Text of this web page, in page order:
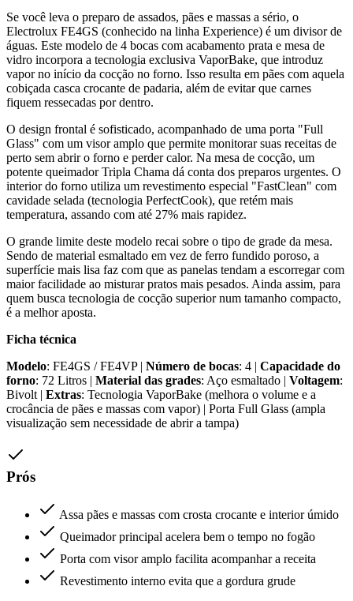
Se você leva o preparo de assados, pães e massas a sério, o
Electrolux FE4GS (conhecido na linha Experience) é um divisor de
águas. Este modelo de 4 bocas com acabamento prata e mesa de
vidro incorpora a tecnologia exclusiva VaporBake, que introduz
vapor no início da cocção no forno. Isso resulta em pães com aquela
cobiçada casca crocante de padaria, além de evitar que carnes
fiquem ressecadas por dentro.
O design frontal é sofisticado, acompanhado de uma porta "Full
Glass" com um visor amplo que permite monitorar suas receitas de
perto sem abrir o forno e perder calor. Na mesa de cocção, um
potente queimador Tripla Chama dá conta dos preparos urgentes. O
interior do forno utiliza um revestimento especial "FastClean" com
cavidade selada (tecnologia PerfectCook), que retém mais
temperatura, assando com até 27% mais rapidez.
O grande limite deste modelo recai sobre o tipo de grade da mesa.
Sendo de material esmaltado em vez de ferro fundido poroso, a
superfície mais lisa faz com que as panelas tendam a escorregar com
maior facilidade ao misturar pratos mais pesados. Ainda assim, para
quem busca tecnologia de cocção superior num tamanho compacto,
é a melhor aposta.
Ficha técnica
Modelo: FE4GS / FE4VP | Número de bocas: 4 | Capacidade do
forno: 72 Litros | Material das grades: Aço esmaltado | Voltagem:
Bivolt | Extras: Tecnologia VaporBake (melhora o volume e a
crocância de pães e massas com vapor) | Porta Full Glass (ampla
visualização sem necessidade de abrir a tampa)
Prós
Assa pães e massas com crosta crocante e interior úmido
Queimador principal acelera bem o tempo no fogão
Porta com visor amplo facilita acompanhar a receita
Revestimento interno evita que a gordura grude